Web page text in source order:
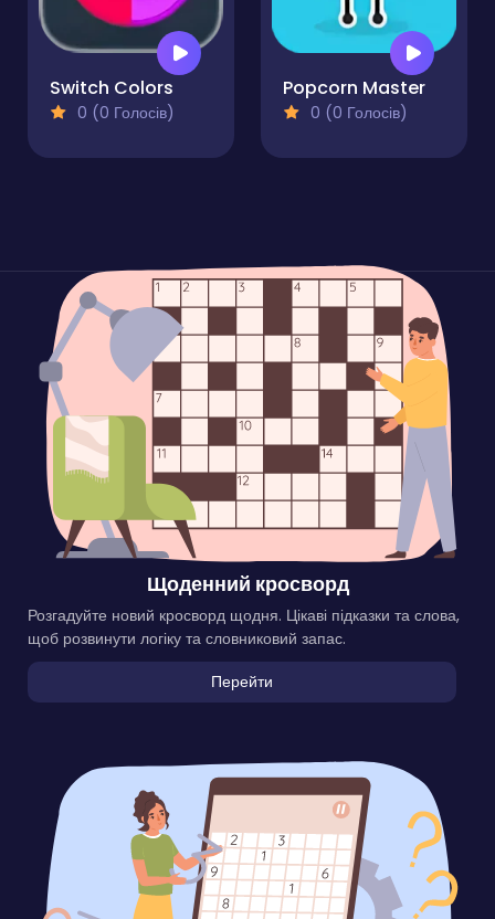
Switch Colors
0 (0 Голосів)
Popcorn Master
0 (0 Голосів)
Щоденний кросворд
Розгадуйте новий кросворд щодня. Цікаві підказки та слова,
щоб розвинути логіку та словниковий запас.
Перейти